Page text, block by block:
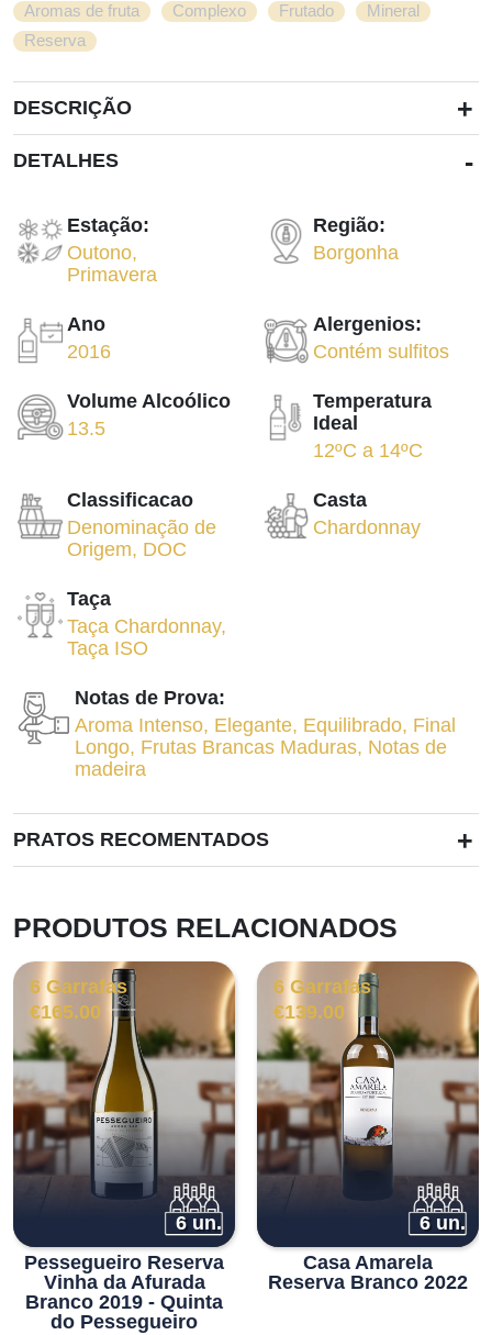
Aromas de fruta Complexo Frutado Mineral
Reserva
DESCRIÇÃO +
DETALHES -
Estação:
Outono,
Primavera
Região:
Borgonha
Ano
2016
Alergenios:
Contém sulfitos
Volume Alcoólico
13.5
Temperatura
Ideal
12ºC a 14ºC
Classificacao
Denominação de
Origem, DOC
Casta
Chardonnay
Taça
Taça Chardonnay,
Taça ISO
Notas de Prova:
Aroma Intenso, Elegante, Equilibrado, Final
Longo, Frutas Brancas Maduras, Notas de
madeira
PRATOS RECOMENTADOS +
PRODUTOS RELACIONADOS
6 Garrafas
€165.00
6 un.
Pessegueiro Reserva
Vinha da Afurada
Branco 2019 - Quinta
do Pessegueiro
6 Garrafas
€139.00
6 un.
Casa Amarela
Reserva Branco 2022